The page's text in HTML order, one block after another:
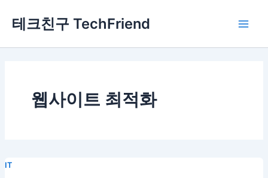
로
테크친구 TechFriend
웹사이트 최적화
IT